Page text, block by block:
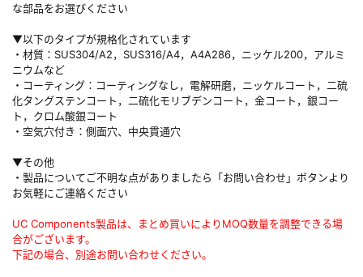
な部品をお選びください
▼以下のタイプが規格化されています
・材質：SUS304/A2，SUS316/A4，A4A286，ニッケル200，アルミ
ニウムなど
・コーティング：コーティングなし，電解研磨，ニッケルコート，二硫
化タングステンコート，二硫化モリブデンコート，金コート，銀コー
ト，クロム酸銀コート
・空気穴付き：側面穴、中央貫通穴
▼その他
・製品についてご不明な点がありましたら「お問い合わせ」ボタンより
お気軽にご連絡ください
UC Components製品は、まとめ買いによりMOQ数量を調整できる場
合がございます。
下記の場合、別途お問い合わせください。